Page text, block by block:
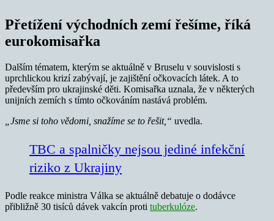
Přetížení východních zemí řešíme, říká
eurokomisařka
Dalším tématem, kterým se aktuálně v Bruselu v souvislosti s
uprchlickou krizí zabývají, je zajištění očkovacích látek. A to
především pro ukrajinské děti. Komisařka uznala, že v některých
unijních zemích s tímto očkováním nastává problém.
„Jsme si toho vědomi, snažíme se to řešit,“ uvedla.
TBC a spalničky nejsou jediné infekční
riziko z Ukrajiny
Podle reakce ministra Válka se aktuálně debatuje o dodávce
přibližně 30 tisíců dávek vakcín proti tuberkulóze.